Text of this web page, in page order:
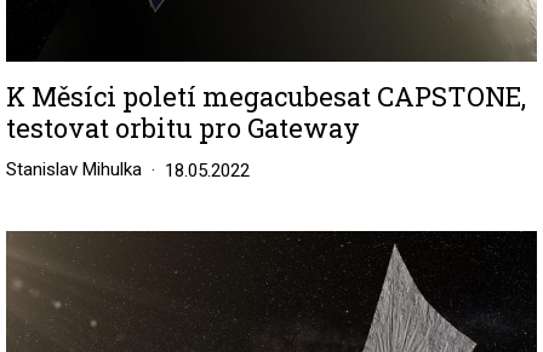
K Měsíci poletí megacubesat CAPSTONE,
testovat orbitu pro Gateway
Stanislav Mihulka 18.05.2022
Image